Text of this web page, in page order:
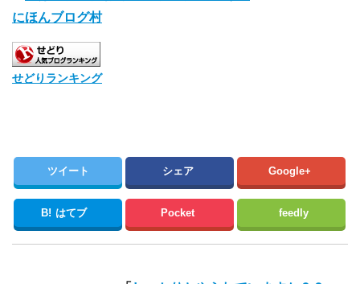
にほんブログ村
せどりランキング
ツイート シェア Google+
B! はてブ Pocket feedly